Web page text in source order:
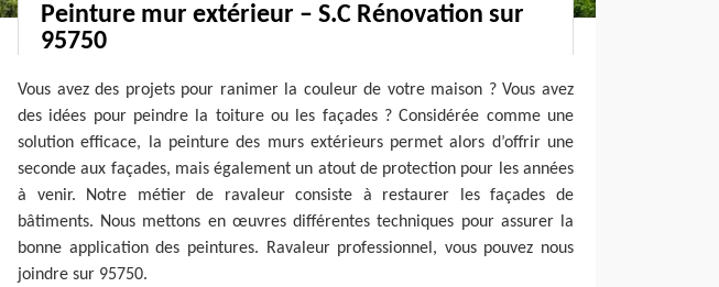
Peinture mur extérieur – S.C Rénovation sur
95750
Vous avez des projets pour ranimer la couleur de votre maison ? Vous avez
des idées pour peindre la toiture ou les façades ? Considérée comme une
solution efficace, la peinture des murs extérieurs permet alors d’offrir une
seconde aux façades, mais également un atout de protection pour les années
à venir. Notre métier de ravaleur consiste à restaurer les façades de
bâtiments. Nous mettons en œuvres différentes techniques pour assurer la
bonne application des peintures. Ravaleur professionnel, vous pouvez nous
joindre sur 95750.